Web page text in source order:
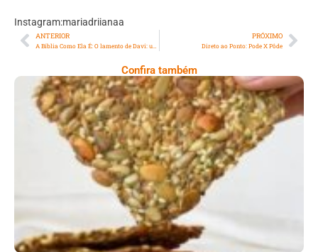
Instagram:mariadriianaa
ANTERIOR PRÓXIMO
Direto ao Ponto: Pode X Pôde
Confira também
Comer Bem: Cracker De Sementes